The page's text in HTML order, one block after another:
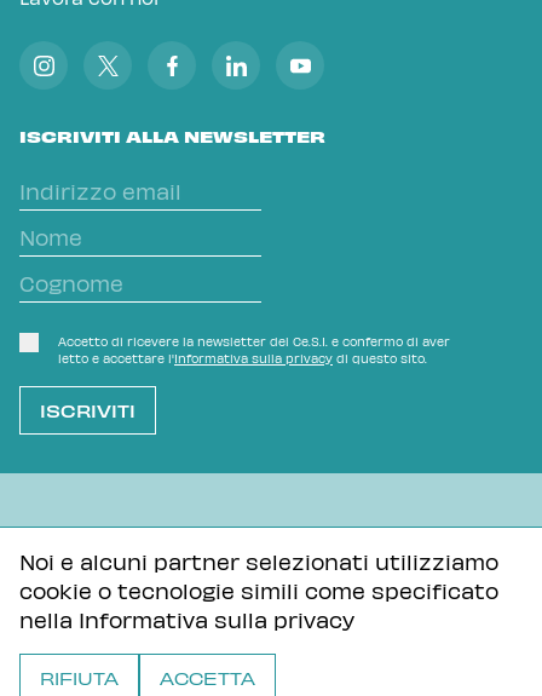
Noi e alcuni partner selezionati utilizziamo
cookie o tecnologie simili come specificato
nella Informativa sulla privacy
RIFIUTA ACCETTA
ISCRIVITI ALLA NEWSLETTER
Accetto di ricevere la newsletter del Ce.S.I. e confermo di aver
letto e accettare l'Informativa sulla privacy di questo sito.
Informativa sulla privacy
Tutti i contenuti di questa pagina sono distribuiti con
licenza Creative Commons Attribuzione - Condividi allo
stesso modo 3.0 Unported